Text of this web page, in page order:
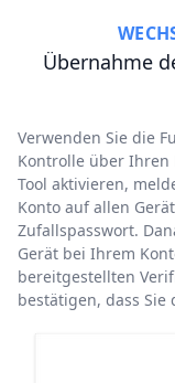
Übernahme
Verwenden Sie die
Kontrolle über Ihren
Tool aktivieren,
Konto auf allen
Zufallspasswort.
Gerät bei Ihrem
bereitgestellten
bestätigen, dass